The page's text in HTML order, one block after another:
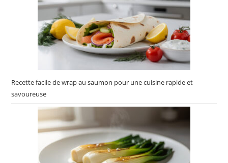
Recette facile de wrap au saumon pour une cuisine rapide et
savoureuse